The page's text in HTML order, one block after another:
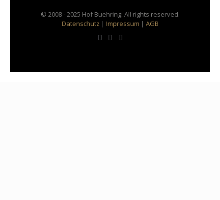
© 2008 - 2025 Hof Buehring. All rights reserved.
Datenschutz | Impressum | AGB